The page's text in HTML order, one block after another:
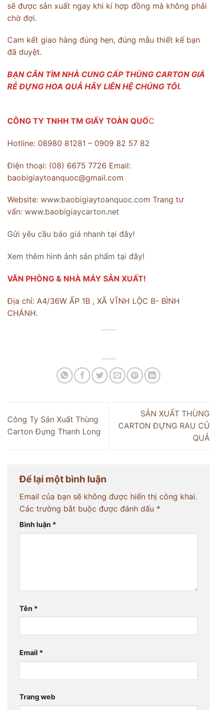
sẽ được sản xuất ngay khi kí hợp đồng mà không phải
chờ đợi.
Cam kết giao hàng đúng hẹn, đúng mẫu thiết kế bạn
đã duyệt.
BẠN CÂN TÌM NHÀ CUNG CẤP THÙNG CARTON GIÁ
RẺ ĐỰNG HOA QUẢ HÃY LIÊN HỆ CHÚNG TÔI.
CÔNG TY TNHH TM GIẤY TOÀN QUỐC
Hotline: 08980 81281 – 0909 82 57 82
Điện thoại: (08) 6675 7726 Email:
baobigiaytoanquoc@gmail.com
Website: www.baobigiaytoanquoc.com Trang tư
vấn: www.baobigiaycarton.net
Gửi yêu cầu báo giá nhanh tại đây!
Xem thêm hình ảnh sản phẩm tại đây!
VĂN PHÒNG & NHÀ MÁY SẢN XUẤT!
Địa chỉ: A4/36W ẤP 1B , XÃ VĨNH LỘC B- BÌNH
CHÁNH.
Công Ty Sản Xuất Thùng
Carton Đựng Thanh Long
SẢN XUẤT THÙNG
CARTON ĐỰNG RAU CỦ
QUẢ
Để lại một bình luận
Email của bạn sẽ không được hiển thị công khai.
Các trường bắt buộc được đánh dấu *
Bình luận *
Tên *
Email *
Trang web